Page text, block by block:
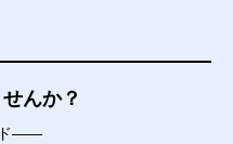
んか？
ド――